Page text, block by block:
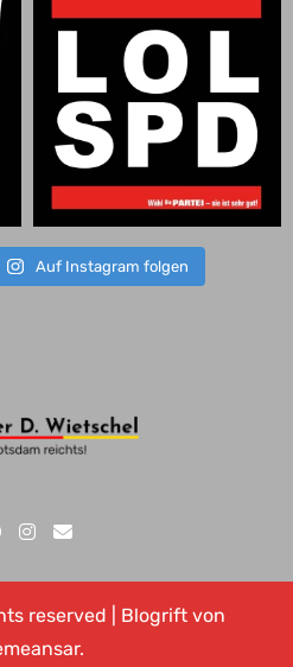
Auf Instagram folgen
reserved Blogriftvon
.